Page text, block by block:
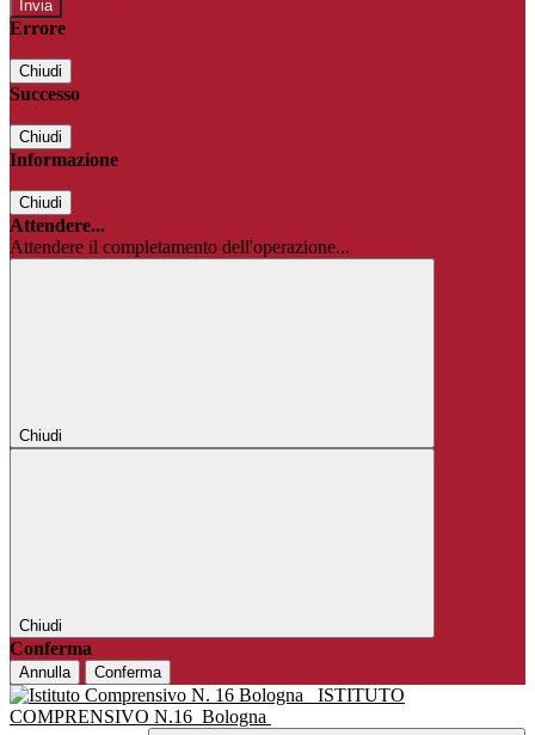
Errore
Chiudi
Successo
Chiudi
Informazione
Chiudi
Attendere...
Attendere il completamento dell'operazione...
Chiudi
Chiudi
Conferma
Annulla Conferma
ISTITUTO
COMPRENSIVO N.16 Bologna